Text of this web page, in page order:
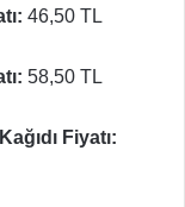
46,50 TL
58,50 TL
Fiyatı: